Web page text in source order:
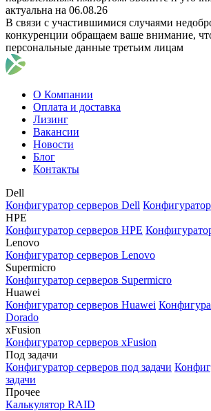
актуальна на 06.08.26
В связи с участившимися случаями
конкуренции обращаем ваше внимание,
персональные данные третьим лицам
О Компании
Оплата и доставка
Лизинг
Вакансии
Новости
Блог
Контакты
Dell
Конфигуратор серверов Dell
HPE
Конфигуратор серверов HPE
Lenovo
Конфигуратор серверов Lenovo
Supermicro
Конфигуратор серверов Supermicro
Huawei
Конфигуратор серверов Huawei
Dorado
xFusion
Конфигуратор серверов xFusion
Под задачи
Конфигуратор серверов под задачи
задачи
Прочее
Калькулятор RAID